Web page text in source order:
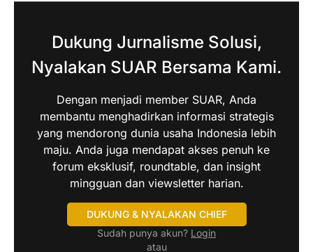
Dukung Jurnalisme Solusi,
Nyalakan SUAR Bersama Kami.
Dengan menjadi member SUAR, Anda
membantu menghadirkan informasi strategis
yang mendorong dunia usaha Indonesia lebih
maju. Anda juga mendapat akses penuh ke
forum eksklusif, roundtable, dan insight
mingguan dan viewsletter harian.
DUKUNG & NYALAKAN CHIEF
Sudah punya akun? Login
atau